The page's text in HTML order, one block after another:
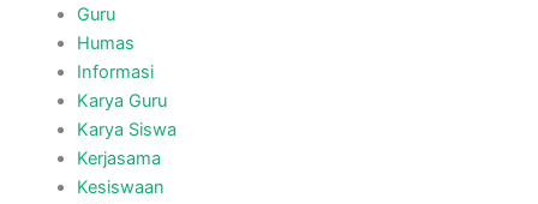
Guru
Humas
Informasi
Karya Guru
Karya Siswa
Kerjasama
Kesiswaan